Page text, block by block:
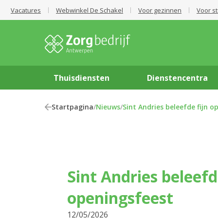
Vacatures Webwinkel De Schakel Voor gezinnen Voor
Thuisdiensten Dienstencentra
Startpagina/Nieuws/Sint Andries beleefde fijn
Sint Andries
openingsfeest
12/05/2026